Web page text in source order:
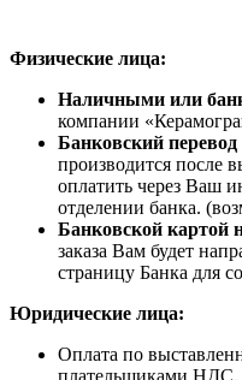
Физические лица:
Наличными или
компании
Банковский
производится после
оплатить через Ваш
отделении банка.
Банковской картой
заказа Вам будет
страницу Банка для
Юридические лица:
Оплата по
плательщиками НДС,